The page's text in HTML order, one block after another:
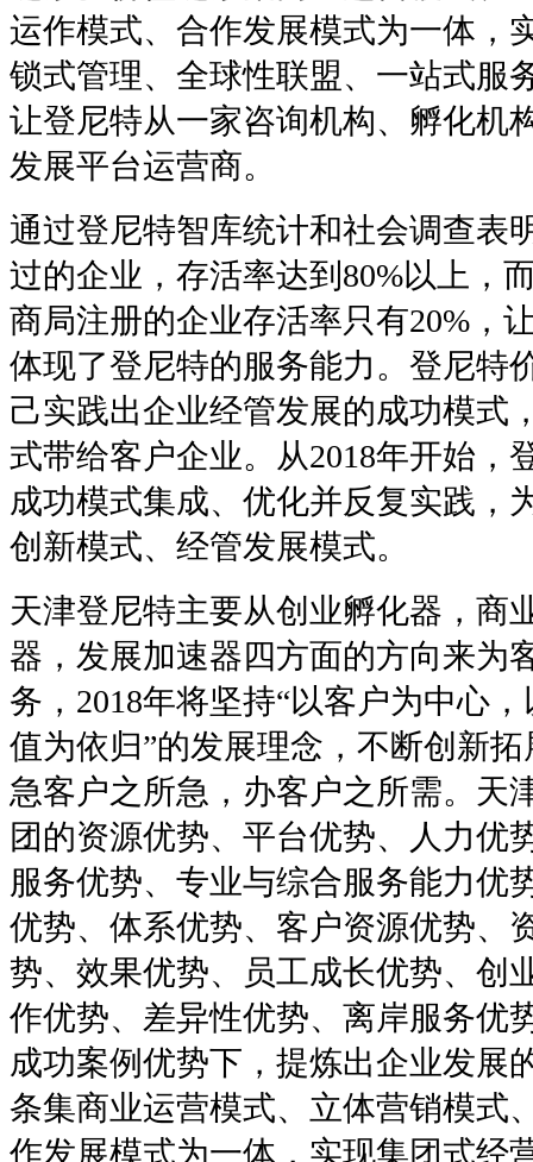
运作模式、合作发展模式为一体，
锁式管理、全球性联盟、一站式服
让登尼特从一家咨询机构、孵化机
发展平台运营商。
通过登尼特智库统计和社会调查表
过的企业，存活率达到80%以上，
商局注册的企业存活率只有20%，
体现了登尼特的服务能力。登尼特
己实践出企业经管发展的成功模式
式带给客户企业。从2018年开始，
成功模式集成、优化并反复实践，
创新模式、经管发展模式。
天津登尼特主要从创业孵化器，商
器，发展加速器四方面的方向来为
务，2018年将坚持“以客户为中心
值为依归”的发展理念，不断创新
急客户之所急，办客户之所需。天
团的资源优势、平台优势、人力优
服务优势、专业与综合服务能力优
优势、体系优势、客户资源优势、
势、效果优势、员工成长优势、创
作优势、差异性优势、离岸服务优
成功案例优势下，提炼出企业发展
条集商业运营模式、立体营销模式
作发展模式为一体，实现集团式经